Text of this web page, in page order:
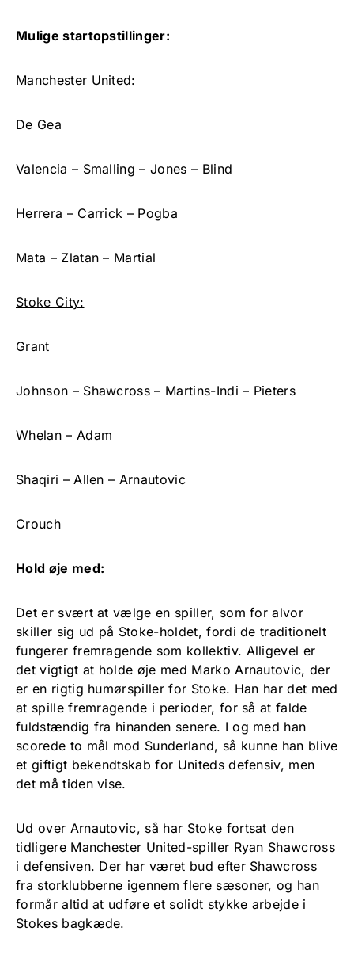
Mulige startopstillinger:
Manchester United:
De Gea
Valencia – Smalling – Jones – Blind
Herrera – Carrick – Pogba
Mata – Zlatan – Martial
Stoke City:
Grant
Johnson – Shawcross – Martins-Indi – Pieters
Whelan – Adam
Shaqiri – Allen – Arnautovic
Crouch
Hold øje med:
Det er svært at vælge en spiller, som for alvor
skiller sig ud på Stoke-holdet, fordi de traditionelt
fungerer fremragende som kollektiv. Alligevel er
det vigtigt at holde øje med Marko Arnautovic, der
er en rigtig humørspiller for Stoke. Han har det med
at spille fremragende i perioder, for så at falde
fuldstændig fra hinanden senere. I og med han
scorede to mål mod Sunderland, så kunne han blive
et giftigt bekendtskab for Uniteds defensiv, men
det må tiden vise.
Ud over Arnautovic, så har Stoke fortsat den
tidligere Manchester United-spiller Ryan Shawcross
i defensiven. Der har været bud efter Shawcross
fra storklubberne igennem flere sæsoner, og han
formår altid at udføre et solidt stykke arbejde i
Stokes bagkæde.